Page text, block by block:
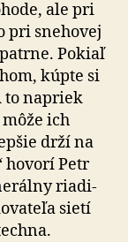
ale pri
pri snehovej
Pokiaľ
kúpte si
to napriek
ich
drží na
hovorí Petr
ria­di­
sietí